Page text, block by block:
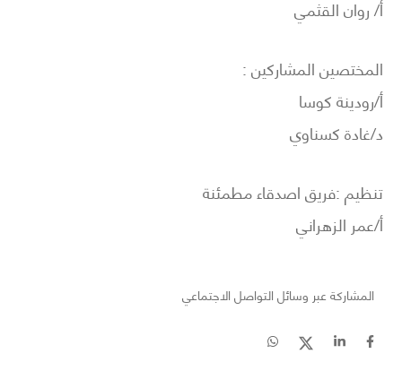
أ/ روان القثمي
المختصين المشاركين :
أ/رودينة كوسا
د/غادة كسناوي
تنظيم :فريق اصدقاء مطمئنة
أ/عمر الزهراني
المشاركة عبر وسائل التواصل الاجتماعي